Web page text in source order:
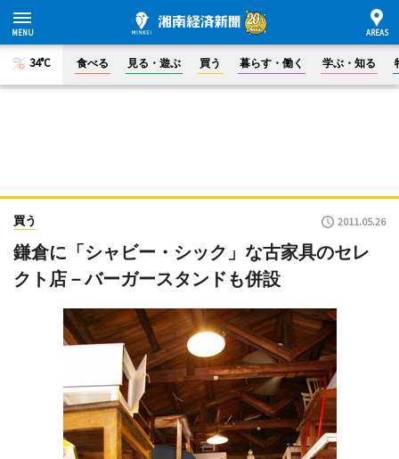
34°C 食べる 見る・遊ぶ 買う 暮らす・働く 学ぶ・知る
買う 2011.05.26
鎌倉に「シャビー・シック」な古家具のセレ
クト店－バーガースタンドも併設